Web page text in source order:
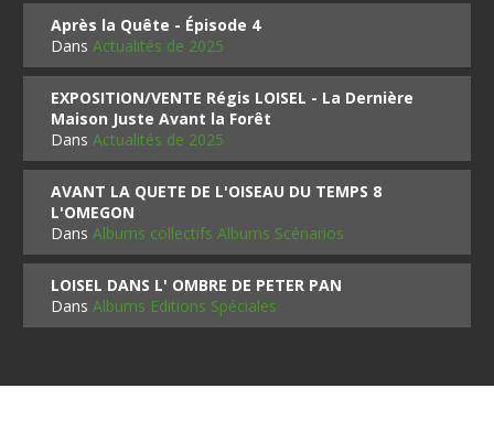
Après la Quête - Épisode 4
DansActualités de 2025
EXPOSITION/VENTE Régis LOISEL - La Dernière
Maison Juste Avant la Forêt
DansActualités de 2025
AVANT LA QUETE DE L'OISEAU DU TEMPS 8
L'OMEGON
DansAlbums collectifs Albums Scénarios
LOISEL DANS L' OMBRE DE PETER PAN
DansAlbums Editions Spéciales